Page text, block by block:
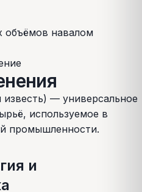
объёмов навалом
— универсальное
используемое в
промышленности.
и